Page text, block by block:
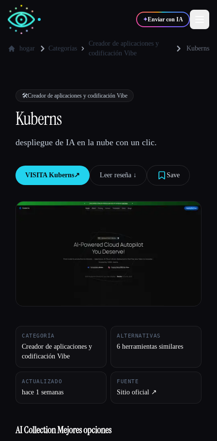
✦Enviar con IA
💻Desarrolladores 📈
🎓 Estudiantes 🎬 Creadores
Esc
hogar Categorías
Creador de aplicaciones y
codificación Vibe
Kuberns
🛠️Creador de aplicaciones y codificación Vibe
Kuberns
despliegue de IA en la nube con un clic.
VISITA Kuberns↗︎ Leer reseña ↓︎ Save
CATEGORÍA
Creador de aplicaciones y
codificación Vibe
ALTERNATIVAS
6 herramientas similares
ACTUALIZADO
hace 1 semanas
FUENTE
Sitio oficial ↗︎
AI Collection Mejores opciones